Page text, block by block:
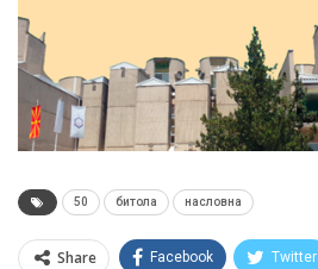
50 битола насловна
Share Facebook Twitter